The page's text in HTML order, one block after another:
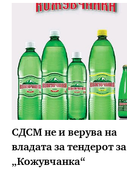
СДСМ не и верува на
владата за тендерот за
„Кожувчанка“